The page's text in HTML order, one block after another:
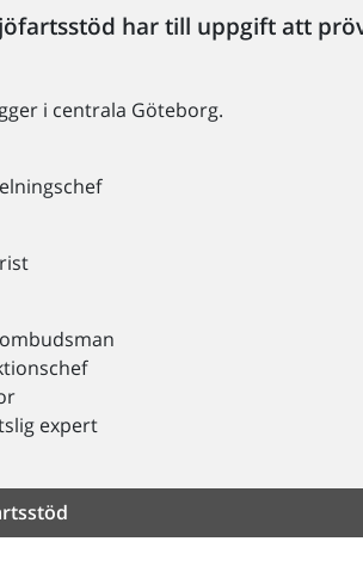
har till uppgift att
i centrala Göteborg.
expert